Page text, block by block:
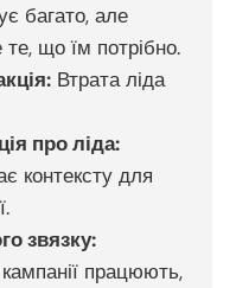
багато, але
що їм потрібно.
Втрата ліда
про ліда:
контексту для
звязку:
працюють,